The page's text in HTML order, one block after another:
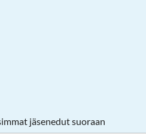
jäsenedut suoraan